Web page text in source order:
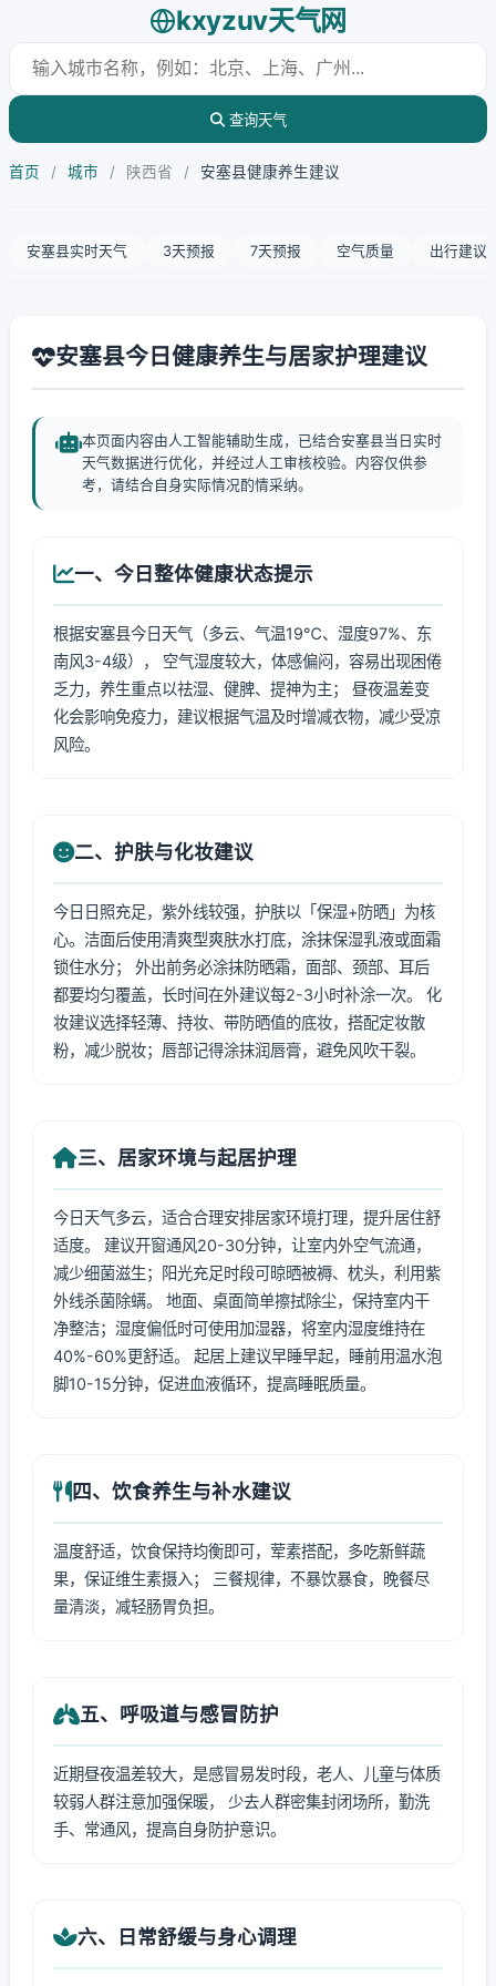
kxyzuv天气网
查询天气
首页 / 城市 / 陕西省 / 安塞县健康养生建议
安塞县实时天气 3天预报 7天预报 空气质量 出行建议
安塞县今日健康养生与居家护理建议
本页面内容由人工智能辅助生成，已结合安塞县当日实时
天气数据进行优化，并经过人工审核校验。内容仅供参
考，请结合自身实际情况酌情采纳。
一、今日整体健康状态提示
根据安塞县今日天气（多云、气温19℃、湿度97%、东
南风3-4级）， 空气湿度较大，体感偏闷，容易出现困倦
乏力，养生重点以祛湿、健脾、提神为主； 昼夜温差变
化会影响免疫力，建议根据气温及时增减衣物，减少受凉
风险。
二、护肤与化妆建议
今日日照充足，紫外线较强，护肤以「保湿+防晒」为核
心。洁面后使用清爽型爽肤水打底，涂抹保湿乳液或面霜
锁住水分； 外出前务必涂抹防晒霜，面部、颈部、耳后
都要均匀覆盖，长时间在外建议每2-3小时补涂一次。 化
妆建议选择轻薄、持妆、带防晒值的底妆，搭配定妆散
粉，减少脱妆；唇部记得涂抹润唇膏，避免风吹干裂。
三、居家环境与起居护理
今日天气多云，适合合理安排居家环境打理，提升居住舒
适度。 建议开窗通风20-30分钟，让室内外空气流通，
减少细菌滋生；阳光充足时段可晾晒被褥、枕头，利用紫
外线杀菌除螨。 地面、桌面简单擦拭除尘，保持室内干
净整洁；湿度偏低时可使用加湿器，将室内湿度维持在
40%-60%更舒适。 起居上建议早睡早起，睡前用温水泡
脚10-15分钟，促进血液循环，提高睡眠质量。
四、饮食养生与补水建议
温度舒适，饮食保持均衡即可，荤素搭配，多吃新鲜蔬
果，保证维生素摄入； 三餐规律，不暴饮暴食，晚餐尽
量清淡，减轻肠胃负担。
五、呼吸道与感冒防护
近期昼夜温差较大，是感冒易发时段，老人、儿童与体质
较弱人群注意加强保暖， 少去人群密集封闭场所，勤洗
手、常通风，提高自身防护意识。
六、日常舒缓与身心调理